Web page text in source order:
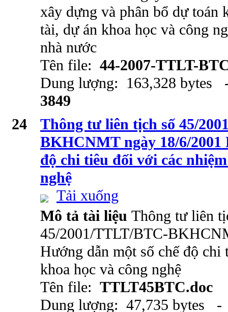
xây dựng và phân bổ dự toán
tài, dự án khoa học và công
nhà nước
Tên file: 44-2007-TTLT-
Dung lượng: 163,328
3849
24
Thông tư liên tịch số 45/
BKHCNMT ngày 18/6/2001
độ chi tiêu đối với các
nghệ
Tải xuống
Mô tả tài liệu Thông tư liên
45/2001/TTLT/BTC-
Hướng dẫn một số chế độ
khoa học và công nghệ
Tên file: TTLT45BTC.doc
Dung lượng: 47,735 bytes